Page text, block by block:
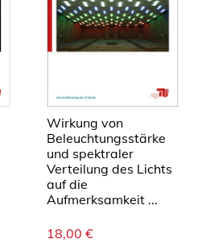
Wirkung von
Beleuchtungsstärke
und spektraler
Verteilung des Lichts
auf die
Aufmerksamkeit ...
18,00 €